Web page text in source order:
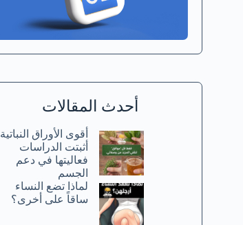
أحدث المقالات
أقوى الأوراق النباتية
أثبتت الدراسات
فعاليتها في دعم
الجسم
لماذا تضع النساء
ساقاً على أخرى؟